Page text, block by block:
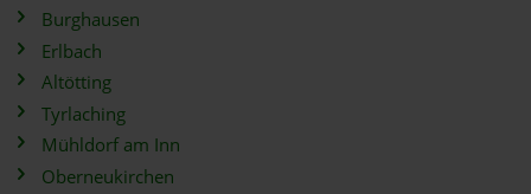
Burghausen
Erlbach
Altötting
Tyrlaching
Mühldorf am Inn
Oberneukirchen